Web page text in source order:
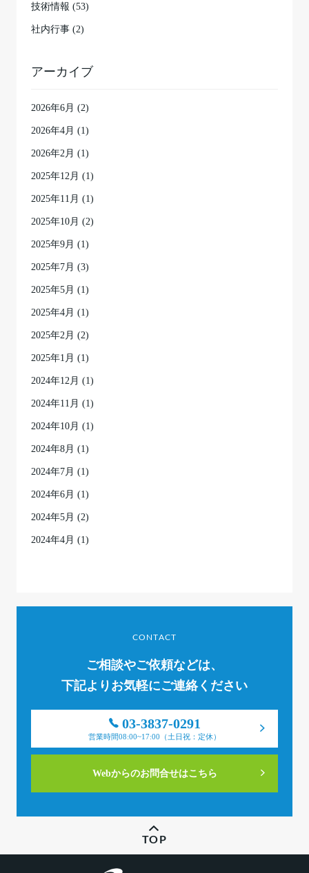
技術情報 (53)
社内行事 (2)
アーカイブ
2026年6月 (2)
2026年4月 (1)
2026年2月 (1)
2025年12月 (1)
2025年11月 (1)
2025年10月 (2)
2025年9月 (1)
2025年7月 (3)
2025年5月 (1)
2025年4月 (1)
2025年2月 (2)
2025年1月 (1)
2024年12月 (1)
2024年11月 (1)
2024年10月 (1)
2024年8月 (1)
2024年7月 (1)
2024年6月 (1)
2024年5月 (2)
2024年4月 (1)
CONTACT
ご相談やご依頼などは、
下記よりお気軽にご連絡ください
03-3837-0291
営業時間08:00~17:00（土日祝：定休）
Webからのお問合せはこちら
TOP